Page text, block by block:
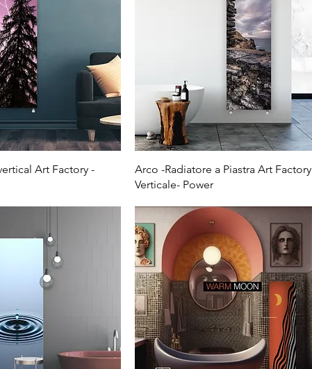
Art Factory -
Arco -Radiatore a Piastra Art Factory
Verticale- Power